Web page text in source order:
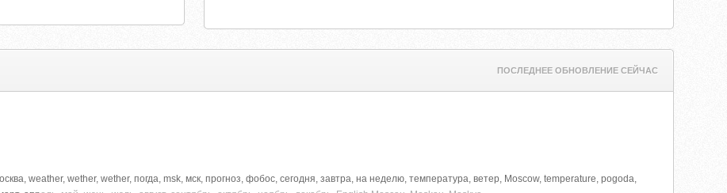
ПОСЛЕДНЕЕ ОБНОВЛЕНИЕ СЕЙЧАС
weather, wether, wether, погда, msk, мск, прогноз, фобос, сегодня, завтра, на неделю, температура, ветер, Moscow, temperature, pogoda,